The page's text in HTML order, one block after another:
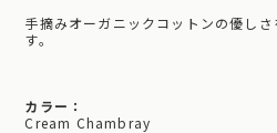
手摘みオーガニックコットンの優し
す。
カラー：
Cream Chambray